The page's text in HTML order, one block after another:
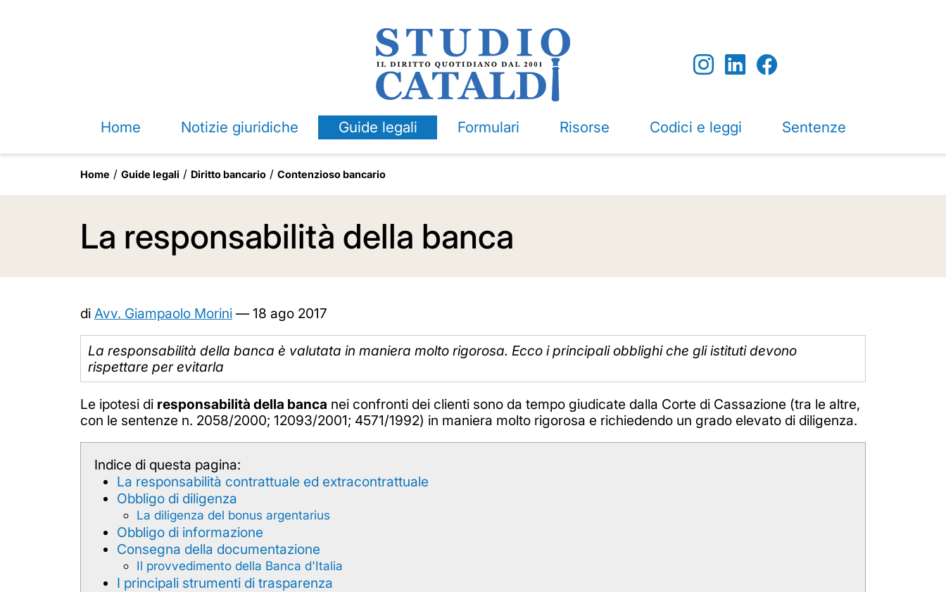
Home Notizie giuridiche Guide legali Formulari Risorse Codici e leggi Sentenze
Home Guide legali Diritto bancario Contenzioso bancario
La responsabilità della banca
di Avv. Giampaolo Morini —18 ago 2017
La responsabilità della banca è valutata in maniera molto rigorosa. Ecco i principali obblighi che gli istituti devono
rispettare per evitarla
Le ipotesi di responsabilità della banca nei confronti dei clienti sono da tempo giudicate dalla Corte di Cassazione (tra le altre,
con le sentenze n. 2058/2000; 12093/2001; 4571/1992) in maniera molto rigorosa e richiedendo un grado elevato di diligenza.
Indice di questa pagina:
La responsabilità contrattuale ed extracontrattuale
Obbligo di diligenza
La diligenza del bonus argentarius
Obbligo di informazione
Consegna della documentazione
Il provvedimento della Banca d'Italia
I principali strumenti di trasparenza